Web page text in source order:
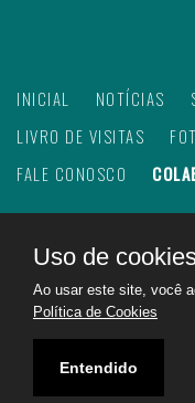
INICIAL NOTÍCIAS
LIVRO DE VISITAS
FALE CONOSCO
2026Web Rádio
reservados.
Feito com
no Brasil
Rádio Fraternidade a
Ajudando a construir
Uso de
Ao usar este site, você
Política de Cookies
Entendido